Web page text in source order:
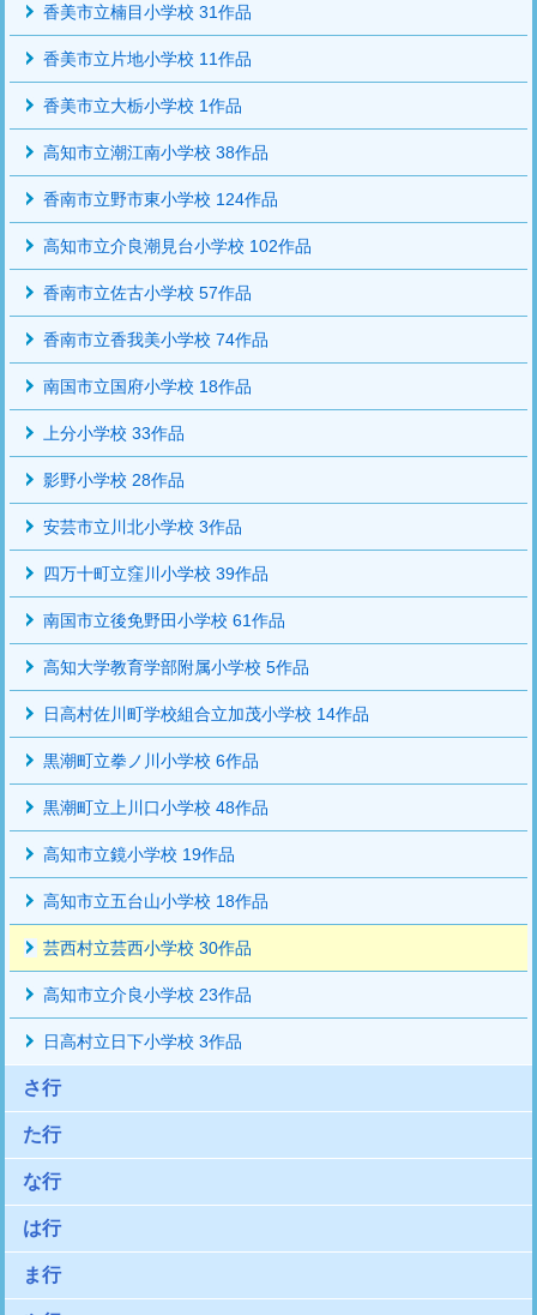
香美市立楠目小学校 31作品
香美市立片地小学校 11作品
香美市立大栃小学校 1作品
高知市立潮江南小学校 38作品
香南市立野市東小学校 124作品
高知市立介良潮見台小学校 102作品
香南市立佐古小学校 57作品
香南市立香我美小学校 74作品
南国市立国府小学校 18作品
上分小学校 33作品
影野小学校 28作品
安芸市立川北小学校 3作品
四万十町立窪川小学校 39作品
南国市立後免野田小学校 61作品
高知大学教育学部附属小学校 5作品
日高村佐川町学校組合立加茂小学校 14作品
黒潮町立拳ノ川小学校 6作品
黒潮町立上川口小学校 48作品
高知市立鏡小学校 19作品
高知市立五台山小学校 18作品
芸西村立芸西小学校 30作品
高知市立介良小学校 23作品
日高村立日下小学校 3作品
さ行
た行
な行
は行
ま行